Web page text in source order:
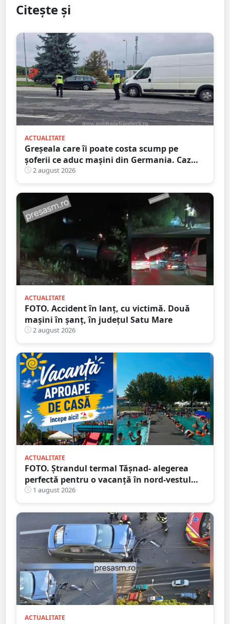
Citește și
ACTUALITATE
Greșeala care îi poate costa scump pe
șoferii ce aduc mașini din Germania. Caz
descoperit în Satu Mare
2 august 2026
ACTUALITATE
FOTO. Accident în lanț, cu victimă. Două
mașini în șanț, în județul Satu Mare
2 august 2026
ACTUALITATE
FOTO. Ștrandul termal Tășnad- alegerea
perfectă pentru o vacanță în nord-vestul
României
1 august 2026
ACTUALITATE